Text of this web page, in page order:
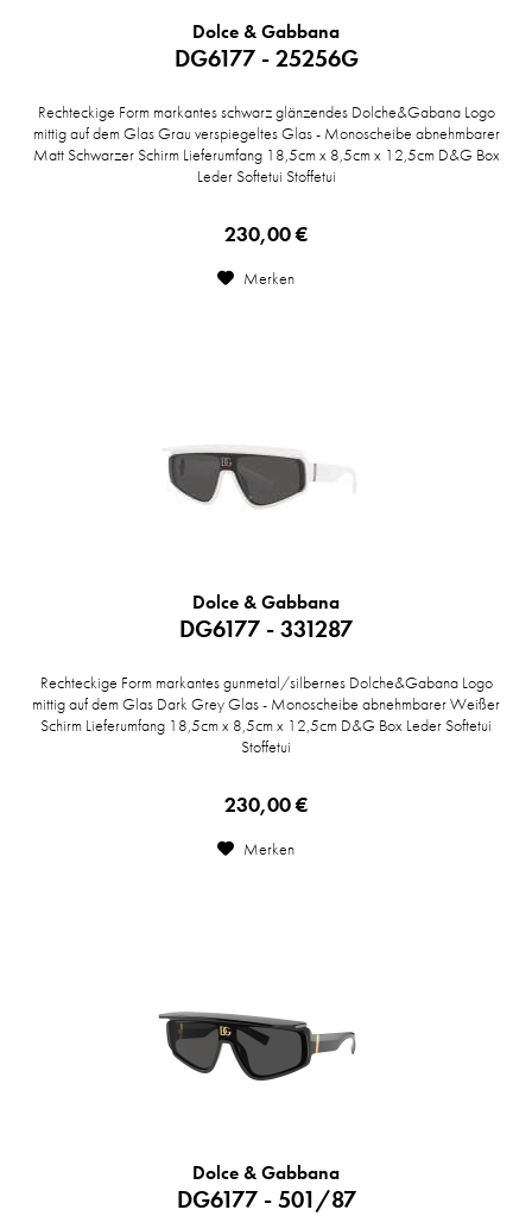
Dolce & Gabbana
DG6177 - 25256G
Rechteckige Form markantes schwarz glänzendes Dolche&Gabana Logo
mittig auf dem Glas Grau verspiegeltes Glas - Monoscheibe abnehmbarer
Matt Schwarzer Schirm Lieferumfang 18,5cm x 8,5cm x 12,5cm D&G Box
Leder Softetui Stoffetui
230,00 €
Merken
Dolce & Gabbana
DG6177 - 331287
Rechteckige Form markantes gunmetal/silbernes Dolche&Gabana Logo
mittig auf dem Glas Dark Grey Glas - Monoscheibe abnehmbarer Weißer
Schirm Lieferumfang 18,5cm x 8,5cm x 12,5cm D&G Box Leder Softetui
Stoffetui
230,00 €
Merken
Dolce & Gabbana
DG6177 - 501/87